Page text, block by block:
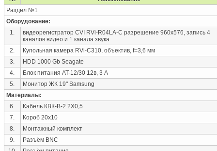
Раздел №1
Оборудование:
1.
видеорегистратор СVI RVi-R04LA-C разрешение 960x576, запись 4
каналов видео и 1 канала звука
2.
Купольная камера RVi-C310, объектив, f=3,6 мм
3.
HDD 1000 Gb Seagate
4.
Блок питания AT-12/30 12в, 3 А
5.
Монитор ЖК 19" Samsung
Материалы:
6.
Кабель КВК-В-2 2Х0,5
7.
Короб 20х10
8.
Монтажный комплект
9.
Разъём BNC